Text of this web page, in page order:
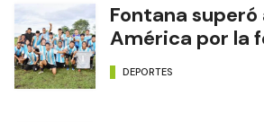
Fontana superó
América por la
DEPORTES